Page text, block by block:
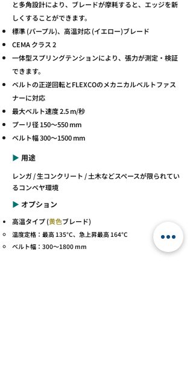
と多角設計により、ブレードが摩耗すると、エッジを新
しくすることができます。
標準 (パープル)、高温対応 (イエロー)ブレード
CEMA クラス 2
一体型スプリングテンションにより、張力が測定・検証
できます。
ベルトの正逆回転とFLEXCOのメカニカルベルトファス
ナーに対応
最大ベルト速度 2.5 m/秒
プーリ径 150～550 mm
ベルト幅 300～1500 mm
▶︎ 用途
レンガ / 生コンクリート / 土木などスペースが限られてい
るコンベヤ環境
▶︎ オプション
​高温タイプ (黄色ブレード)
温度定格：最高 135°C、急上昇最高 164°C
ベルト幅：300～1800 mm